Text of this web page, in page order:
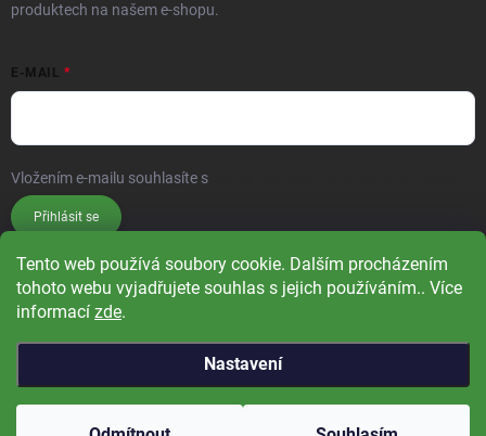
Tento web používá soubory cookie. Dalším procházením
tohoto webu vyjadřujete souhlas s jejich používáním.. Více
informací zde.
Nastavení
produktech na našem e-shopu.
E-MAIL
Vložením e-mailu souhlasíte s
Přihlásit se
Copyright 2026Čistá příroda. Všechna práva vyhrazena.Upravit nastavení